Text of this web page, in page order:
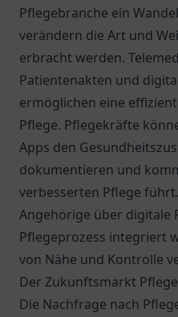
Pflegebranche ein
verändern die Art und
erbracht werden.
Patientenakten und
ermöglichen eine
Pflege. Pflegekräfte
Apps den
dokumentieren und
verbesserten Pflege
Angehörige über digitale
Pflegeprozess integriert
von Nähe und Kontrolle
Der Zukunftsmarkt Pflege
Die Nachfrage nach